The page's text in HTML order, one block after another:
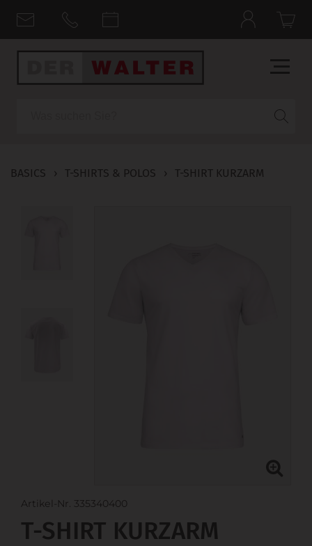
BASICS › T-SHIRTS & POLOS › T-SHIRT KURZARM
Artikel-Nr. 335340400
T-SHIRT KURZARM